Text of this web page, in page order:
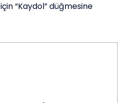
“Kaydol” düğmesine